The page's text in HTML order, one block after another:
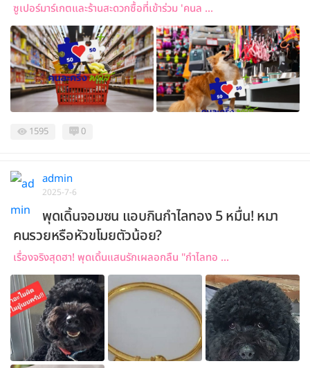
ซูเปอร์มาร์เกตและร้านสะดวกซื้อที่เข้าร่วม 'คนล ...
1595 0
admin
2025-7-6
พุดเดิ้นจอมซน แอบกินกำไลทอง 5 หมื่น! หมา
คนรวยหรือหัวขโมยตัวน้อย?
เรื่องจริงสุดฮา! พุดเดิ้นแสนรักเผลอกลืน "กำไลทอ ...